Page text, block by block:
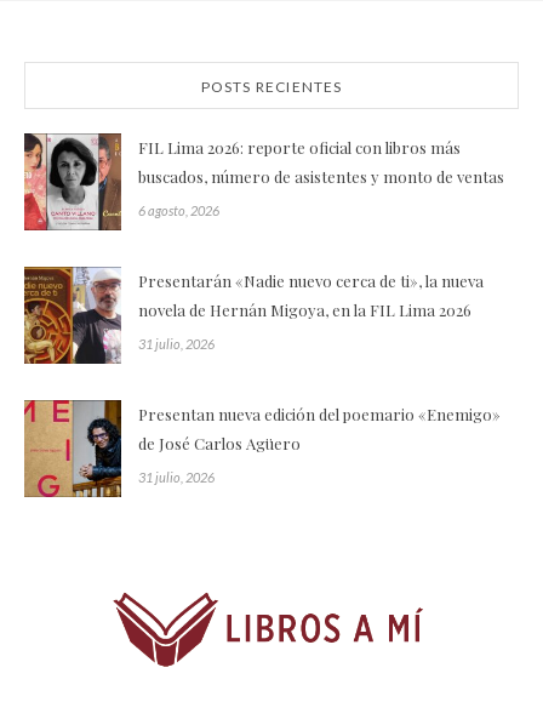
POSTS RECIENTES
FIL Lima 2026: reporte oficial con libros más
buscados, número de asistentes y monto de ventas
6 agosto, 2026
Presentarán «Nadie nuevo cerca de ti», la nueva
novela de Hernán Migoya, en la FIL Lima 2026
31 julio, 2026
Presentan nueva edición del poemario «Enemigo»
de José Carlos Agüero
31 julio, 2026